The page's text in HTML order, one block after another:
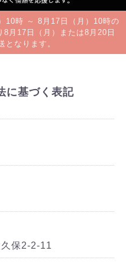
10時 ～ 8月17日（月）10時の
月17日（月）または8月20日
となります。
に基づく表記
保2-2-11